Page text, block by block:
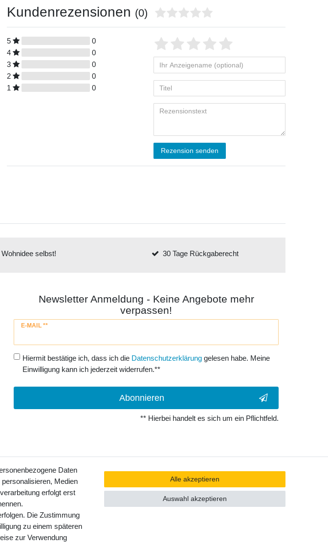
Kundenrezensionen (0)
5
0
4
0
3
0
2
0
1
0
Rezension senden
selbst! 30 Tage Rückgaberecht
Newsletter Anmeldung - Keine Angebote mehr
verpassen!
E-MAIL **
Newsletter
Hiermit bestätige ich, dass ich die Daten­schutz­erklärunggelesen habe. Meine
Einwilligung kann ich jederzeit widerrufen.**
Abonnieren
** Hierbei handelt es sich um ein Pflichtfeld.
Daten
Medien
erfolgt erst
Die Zustimmung
zu einem späteren
zur Verwendung
Alle akzeptieren
Auswahl akzeptieren